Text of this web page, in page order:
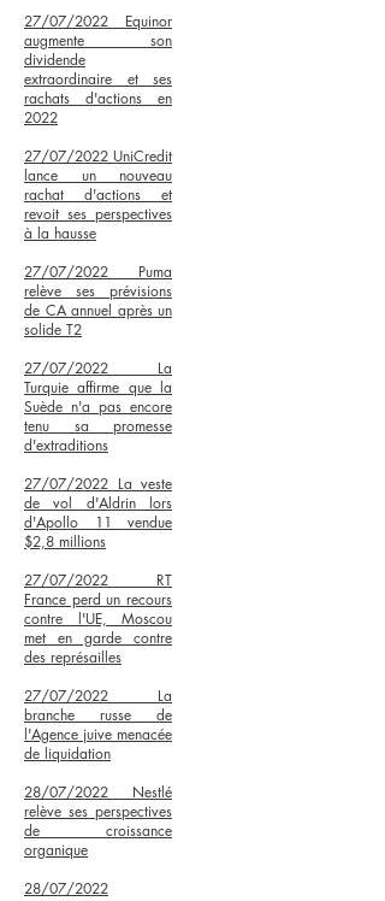
27/07/2022 Equinor
augmente son
dividende
extraordinaire et ses
rachats d'actions en
2022
27/07/2022 UniCredit
lance un nouveau
rachat d'actions et
revoit ses perspectives
à la hausse
27/07/2022 Puma
relève ses prévisions
de CA annuel après un
solide T2
27/07/2022 La
Turquie affirme que la
Suède n'a pas encore
tenu sa promesse
d'extraditions
27/07/2022 La veste
de vol d'Aldrin lors
d'Apollo 11 vendue
$2,8 millions
27/07/2022 RT
France perd un recours
contre l'UE, Moscou
met en garde contre
des représailles
27/07/2022 La
branche russe de
l'Agence juive menacée
de liquidation
28/07/2022 Nestlé
relève ses perspectives
de croissance
organique
28/07/2022